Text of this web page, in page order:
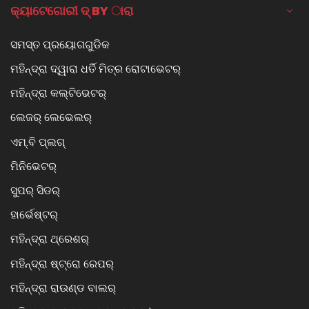
କ୍ୟାଟେଗୋରୀ ଦ୍ BY ାରା
ସମସ୍ତ ପ୍ରୟୋଗଗୁଡିକ
ମହିନ୍ଦ୍ରା ଦ୍ୱାରା ଧର୍ତି ମିତ୍ର ରୋଟାଭେଟର୍
ମହିନ୍ଦ୍ରା କଲ୍ଟିଭେଟର୍
ଲେଜର୍ ଲେଭେଲର୍
ଏମ୍.ବି ପ୍ଲଗ୍
ମିନିଭେଟର୍
ସୁପର୍ ସିଡର୍
ହାର୍ଭେଷ୍ଟର୍
ମହିନ୍ଦ୍ରା ଥ୍ରେଶର୍
ମହିନ୍ଦ୍ରା ଷ୍ଟ୍ରୋ ରେପର୍
ମହିନ୍ଦ୍ରା ରାଉଣ୍ଡ ବାଲର୍